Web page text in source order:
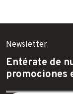
Newsletter
Entérate de
promociones